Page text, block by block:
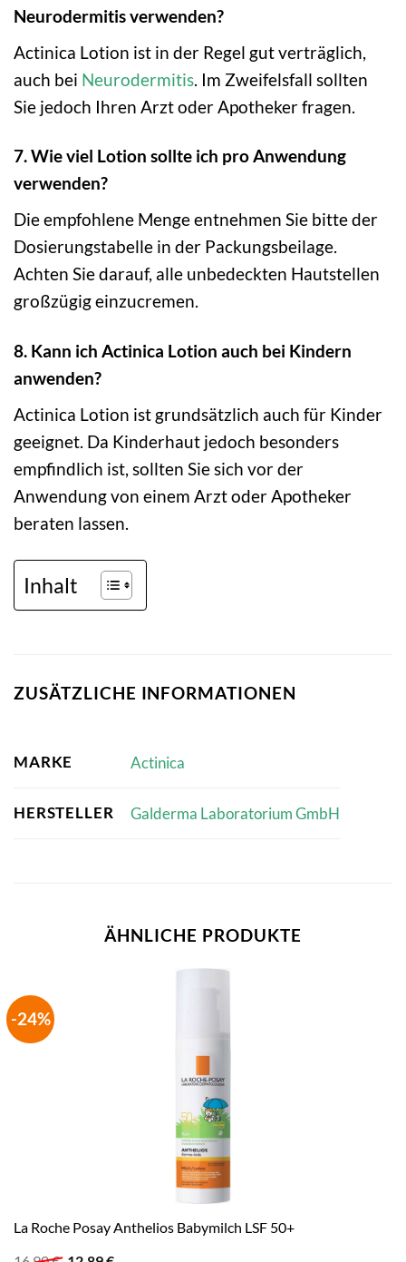
Neurodermitis verwenden?
Actinica Lotion ist in der Regel gut verträglich,
auch bei Neurodermitis . Im Zweifelsfall sollten
Sie jedoch Ihren Arzt oder Apotheker fragen.
7. Wie viel Lotion sollte ich pro Anwendung
verwenden?
Die empfohlene Menge entnehmen Sie bitte der
Dosierungstabelle in der Packungsbeilage.
Achten Sie darauf, alle unbedeckten Hautstellen
großzügig einzucremen.
8. Kann ich Actinica Lotion auch bei Kindern
anwenden?
Actinica Lotion ist grundsätzlich auch für Kinder
geeignet. Da Kinderhaut jedoch besonders
empfindlich ist, sollten Sie sich vor der
Anwendung von einem Arzt oder Apotheker
beraten lassen.
Inhalt
ZUSÄTZLICHE INFORMATIONEN
MARKE Actinica
HERSTELLER Galderma Laboratorium GmbH
ÄHNLICHE PRODUKTE
-24%
La Roche Posay Anthelios Babymilch LSF 50+